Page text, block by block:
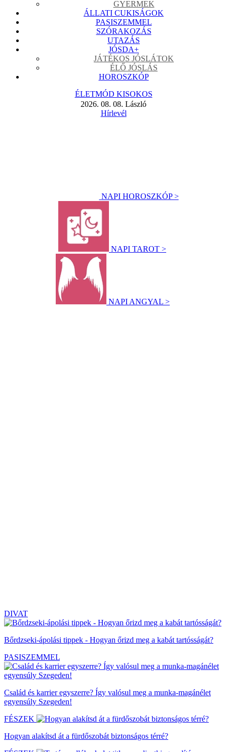
GYERMEK
ÁLLATI CUKISÁGOK
PASISZEMMEL
SZÓRAKOZÁS
UTAZÁS
JÓSDA+
JÁTÉKOS JÓSLÁTOK
ÉLŐ JÓSLÁS
HOROSZKÓP
ÉLETMÓD KISOKOS
2026. 08. 08. László
Hírlevél
NAPI HOROSZKÓP >
NAPI TAROT >
NAPI ANGYAL >
DIVAT
Bőrdzseki-ápolási tippek - Hogyan őrizd meg a kabát tartósságát?
PASISZEMMEL
Család és karrier egyszerre? Így valósul meg a munka-magánélet
egyensúly Szegeden!
FÉSZEK
Hogyan alakítsd át a fürdőszobát biztonságos térré?